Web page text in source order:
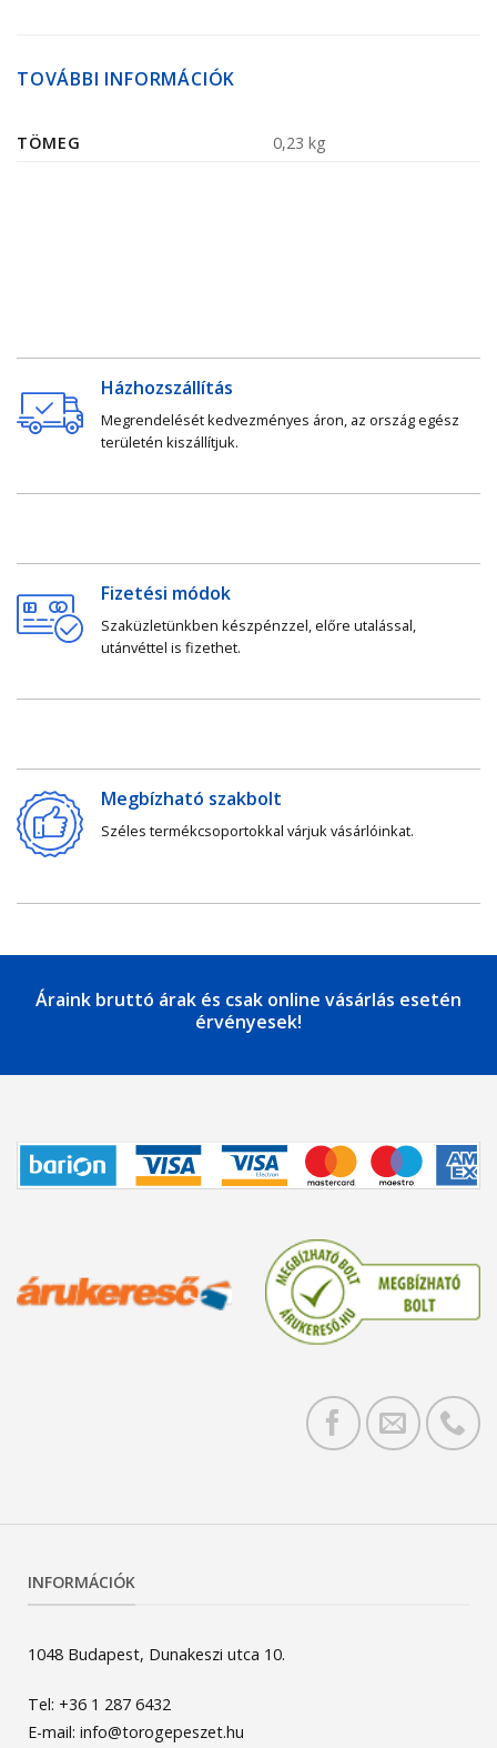
TOVÁBBI INFORMÁCIÓK
TÖMEG 0,23 kg
Házhozszállítás
Megrendelését kedvezményes áron, az ország egész
területén kiszállítjuk.
Fizetési módok
Szaküzletünkben készpénzzel, előre utalással,
utánvéttel is fizethet.
Megbízható szakbolt
Széles termékcsoportokkal várjuk vásárlóinkat.
Áraink bruttó árak és csak online vásárlás esetén
érvényesek!
INFORMÁCIÓK
1048 Budapest, Dunakeszi utca 10.
Tel: +36 1 287 6432
E-mail: info@torogepeszet.hu